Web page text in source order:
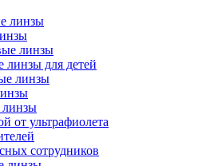
линзы
линзы
для детей
линзы
от ультрафиолета
сотрудников